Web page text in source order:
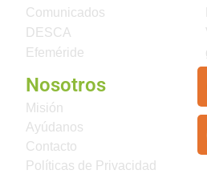
Comunicados
DESCA
Efeméride
Nosotros
Misión
Ayúdanos
Contacto
Políticas de Privacidad